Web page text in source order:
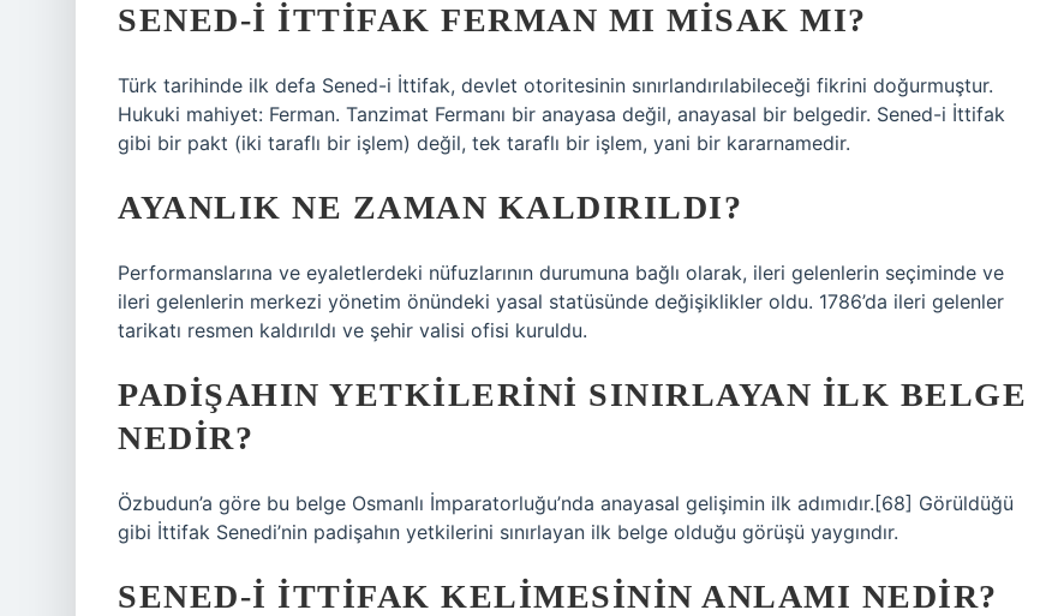
SENED-I İTTIFAK FERMAN MI MISAK MI?
Türk tarihinde ilk defa Sened-i İttifak, devlet otoritesinin sınırlandırılabileceği fikrini doğurmuştur.
Hukuki mahiyet: Ferman. Tanzimat Fermanı bir anayasa değil, anayasal bir belgedir. Sened-i İttifak
gibi bir pakt (iki taraflı bir işlem) değil, tek taraflı bir işlem, yani bir kararnamedir.
AYANLIK NE ZAMAN KALDIRILDI?
Performanslarına ve eyaletlerdeki nüfuzlarının durumuna bağlı olarak, ileri gelenlerin seçiminde ve
ileri gelenlerin merkezi yönetim önündeki yasal statüsünde değişiklikler oldu. 1786’da ileri gelenler
tarikatı resmen kaldırıldı ve şehir valisi ofisi kuruldu.
PADIŞAHIN YETKILERINI SINIRLAYAN ILK BELGE
NEDIR?
Özbudun’a göre bu belge Osmanlı İmparatorluğu’nda anayasal gelişimin ilk adımıdır.[68] Görüldüğü
gibi İttifak Senedi’nin padişahın yetkilerini sınırlayan ilk belge olduğu görüşü yaygındır.
SENED-I İTTIFAK KELIMESININ ANLAMI NEDIR?